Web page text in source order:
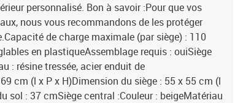
personnalisé. Bon à savoir :Pour que vos
nous vous recommandons de les protéger
de charge maximale (par siège) : 110
en plastiqueAssemblage requis : ouiSiège
: résine tressée, acier enduit de
cm (l x P x H)Dimension du siège : 55 x 55 cm (l
sol : 37 cmSiège central :Couleur : beigeMatériau